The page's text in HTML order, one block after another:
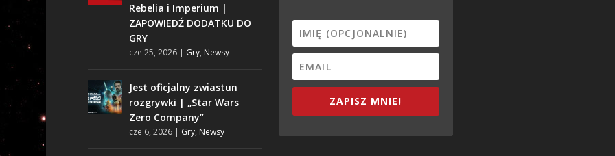
Rebelia i Imperium |
ZAPOWIEDŹ DODATKU DO
GRY
cze 25, 2026| Gry, Newsy
Jest oficjalny zwiastun
rozgrywki | „Star Wars
Zero Company”
cze 6, 2026| Gry, Newsy
ZAPISZ MNIE!